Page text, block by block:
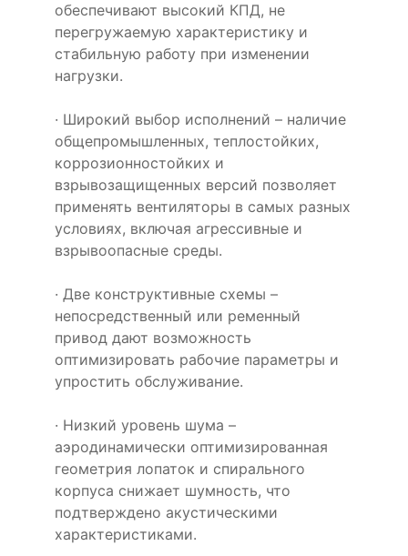
обеспечивают высокий КПД, не
перегружаемую характеристику и
стабильную работу при изменении
нагрузки.
· Широкий выбор исполнений – наличие
общепромышленных, теплостойких,
коррозионностойких и
взрывозащищенных версий позволяет
применять вентиляторы в самых разных
условиях, включая агрессивные и
взрывоопасные среды.
· Две конструктивные схемы –
непосредственный или ременный
привод дают возможность
оптимизировать рабочие параметры и
упростить обслуживание.
· Низкий уровень шума –
аэродинамически оптимизированная
геометрия лопаток и спирального
корпуса снижает шумность, что
подтверждено акустическими
характеристиками.